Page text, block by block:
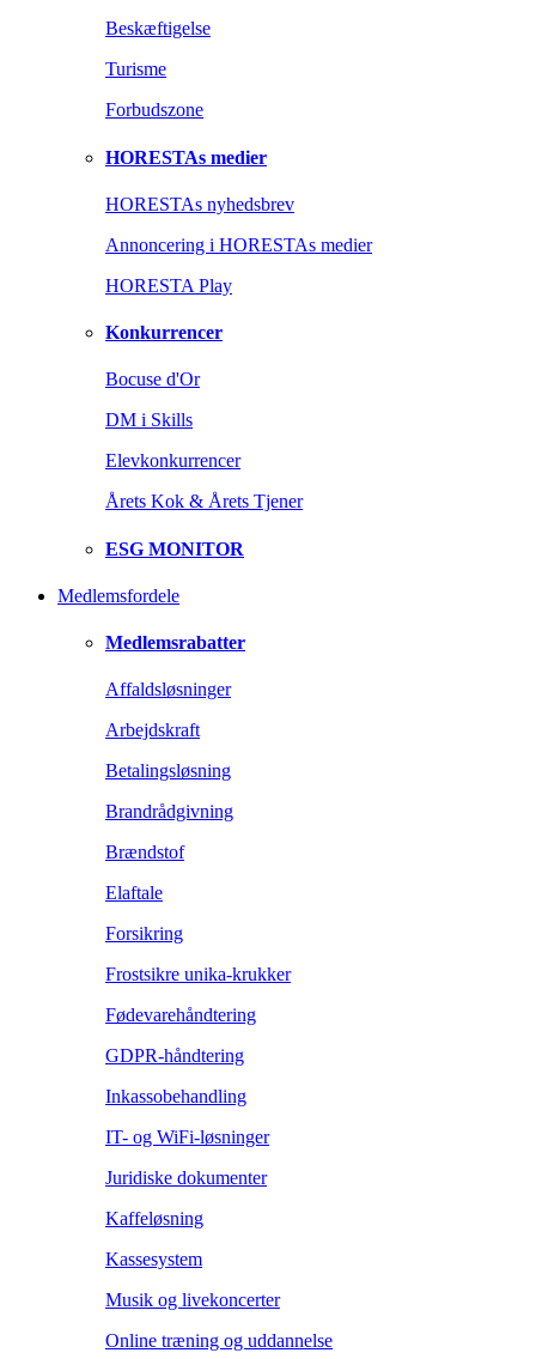
Beskæftigelse
Turisme
Forbudszone
HORESTAs medier
HORESTAs nyhedsbrev
Annoncering i HORESTAs medier
HORESTA Play
Konkurrencer
Bocuse d'Or
DM i Skills
Elevkonkurrencer
Årets Kok & Årets Tjener
ESG MONITOR
Medlemsfordele
Medlemsrabatter
Affaldsløsninger
Arbejdskraft
Betalingsløsning
Brandrådgivning
Brændstof
Elaftale
Forsikring
Frostsikre unika-krukker
Fødevarehåndtering
GDPR-håndtering
Inkassobehandling
IT- og WiFi-løsninger
Juridiske dokumenter
Kaffeløsning
Kassesystem
Musik og livekoncerter
Online træning og uddannelse